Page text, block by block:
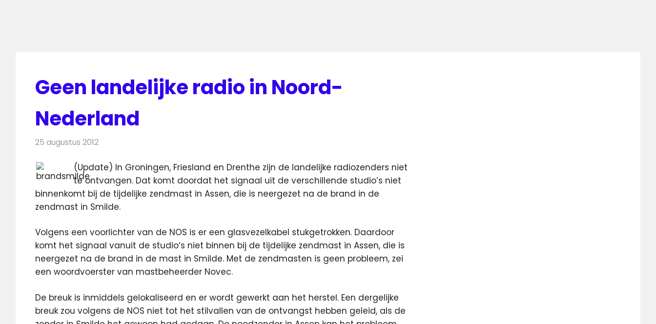
Geen landelijke radio in Noord-
Nederland
25 augustus 2012
(Update) In Groningen, Friesland en Drenthe zijn de landelijke radiozenders niet
te ontvangen. Dat komt doordat het signaal uit de verschillende studio’s niet
binnenkomt bij de tijdelijke zendmast in Assen, die is neergezet na de brand in de
zendmast in Smilde.
Volgens een voorlichter van de NOS is er een glasvezelkabel stukgetrokken. Daardoor
komt het signaal vanuit de studio’s niet binnen bij de tijdelijke zendmast in Assen, die is
neergezet na de brand in de mast in Smilde. Met de zendmasten is geen probleem, zei
een woordvoerster van mastbeheerder Novec.
De breuk is inmiddels gelokaliseerd en er wordt gewerkt aan het herstel. Een dergelijke
breuk zou volgens de NOS niet tot het stilvallen van de ontvangst hebben geleid, als de